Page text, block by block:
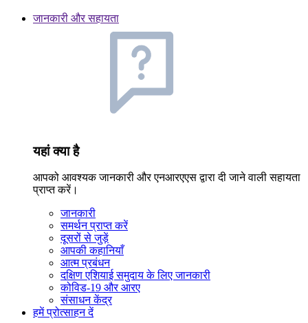
जानकारी और सहायता
यहां क्या है
आपको आवश्यक जानकारी और एनआरएएस द्वारा दी जाने वाली सहायता
प्राप्त करें।
जानकारी
समर्थन प्राप्त करें
दूसरों से जुड़ें
आपकी कहानियाँ
आत्म प्रबंधन
दक्षिण एशियाई समुदाय के लिए जानकारी
कोविड-19 और आरए
संसाधन केंद्र
हमें प्रोत्साहन दें